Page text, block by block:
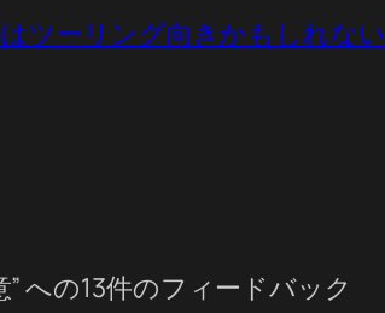
ツーリング向きかもしれない
への13件のフィードバック